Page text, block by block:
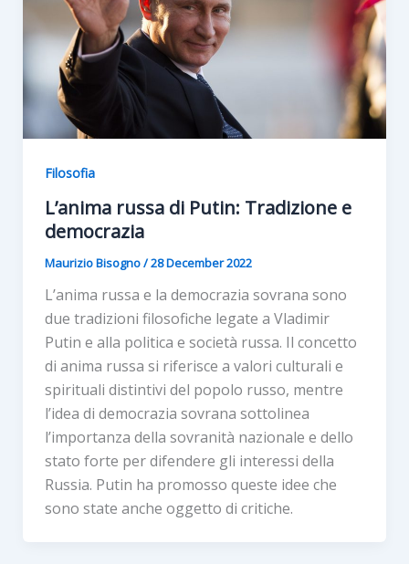
Filosofia
L’anima russa di Putin: Tradizione e
democrazia
Maurizio Bisogno/28 December 2022
L’anima russa e la democrazia sovrana sono
due tradizioni filosofiche legate a Vladimir
Putin e alla politica e società russa. Il concetto
di anima russa si riferisce a valori culturali e
spirituali distintivi del popolo russo, mentre
l’idea di democrazia sovrana sottolinea
l’importanza della sovranità nazionale e dello
stato forte per difendere gli interessi della
Russia. Putin ha promosso queste idee che
sono state anche oggetto di critiche.